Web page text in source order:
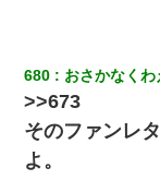
んできて・・・
ミスした新人(
)
って言ったら・・・
680 おさかなく
>>673
そのファンレ
よ。